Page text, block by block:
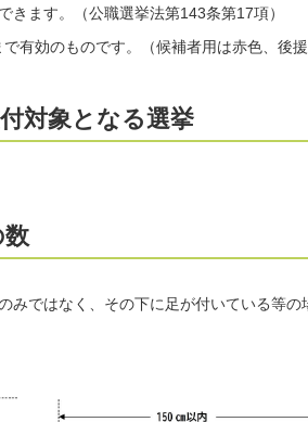
ます。（公職選挙法第143条第17項）
で有効のものです。（候補者用は赤色、後
対象となる選挙
数
みではなく、その下に足が付いている等の